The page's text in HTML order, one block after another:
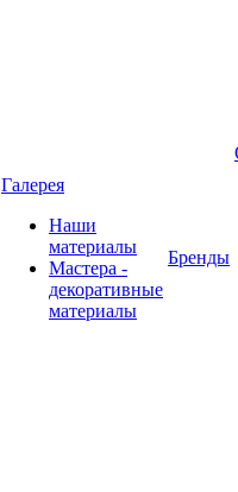
Галерея
Наши
материалы
Мастера -
декоративные
материалы
Бренды